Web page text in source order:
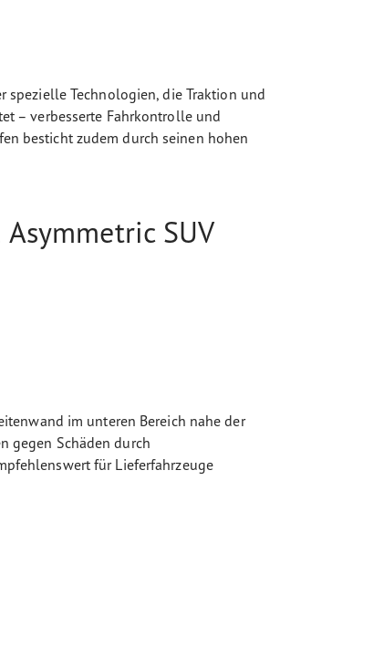
spezielle Technologien, die Traktion und
– verbesserte Fahrkontrolle und
besticht zudem durch seinen hohen
SUV
im unteren Bereich nahe der
gegen Schäden durch
für Lieferfahrzeuge